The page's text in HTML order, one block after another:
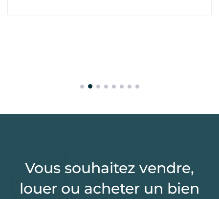
Vous souhaitez vendre,
louer ou acheter un bien